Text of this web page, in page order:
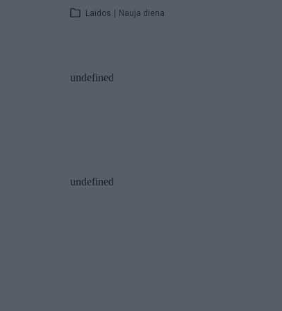
Laidos | Nauja diena